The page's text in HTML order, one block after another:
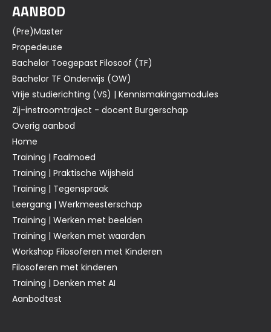
AANBOD
(Pre)Master
Propedeuse
Bachelor Toegepast Filosoof (TF)
Bachelor TF Onderwijs (OW)
Vrije studierichting (VS) | Kennismakingsmodules
Zij-instroomtraject - docent Burgerschap
Overig aanbod
Home
Training | Faalmoed
Training | Praktische Wijsheid
Training | Tegenspraak
Leergang | Werkmeesterschap
Training | Werken met beelden
Training | Werken met waarden
Workshop Filosoferen met Kinderen
Filosoferen met kinderen
Training | Denken met AI
Aanbodtest